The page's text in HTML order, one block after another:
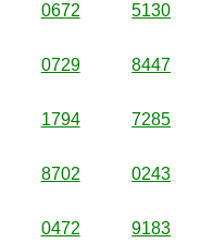
0672 5130
0729 8447
1794 7285
8702 0243
0472 9183